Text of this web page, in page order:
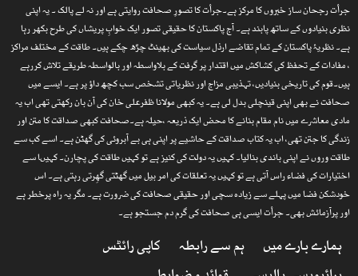
جرأت رجحان ساز خبروں کا مرکز ہے۔جرأت کا تصورِ صحافت روایتی ہے اور نہ لے پالک ۔ یہ اپنی
نظری بنیادوں کے ساتھ پابند ہے۔ آج پاکستان کا حقیقی تصور ایک خوابِ پریشاں کی طرح بکھر رہا
ہے۔ نظریۂ پاکستان کے تمام تقاضے ارذل سیاست کی بھینٹ چڑھ چکے ہیں۔ طاقت کے مختلف مراکز
، مفادات کے تحفظ کی کشاکش میں اقتدار پر گرفت کے بلاواسطہ اور بالواسطہ طریقے تلاش کررہے
ہیں۔قوم کی تاریخی بنیادیں، تہذیبی مزاج اور نظریاتی تشخص سب کچھ داؤ پر ہے۔ ایسے میں
صحافت نے بھی اپنی قینچلی بدل لی ہے۔ یہ کبھی مولانا ظفرعلی خان کی آن بان رکھتی تھی اب یہ
مادی معاشرے میں نام مقام بنانے کا محض ایک ذریعہ ،حیلہ ہے۔صحافت کبھی صداقت کا متن اور
زندگی کا جتن تھی، اب یہ کتاب صداقت کے حاشیے پر اپنی ہی بے آبروئی کی گھٹن ہے۔ اسے کب سے
طاقت وروں نے اپنی باندی بنالیا۔ کہیں یہ دولت کی کنیز ہے تو کہیں طاقت کی پچارن۔ کہیںا سے
اختیارات کی فضاء راس آتی ہے تو کہیں یہ تعلقات کی امر بیل میں گھٹتی گھِرتی رہتی ہے۔ اس
خودشکن فضا میں پہلے سے زیادہ سچی اور حقیقی صحافت کی ضرورت ہے۔ مگر یہ راہ پرخطر ہے
اور پرآزمائش بھی۔ جرأت ایسی ہی صحافت کی گرم دم جستجو ہے۔
ہمارے بارے میں ہم سے رابطہ
کاپی رائٹس